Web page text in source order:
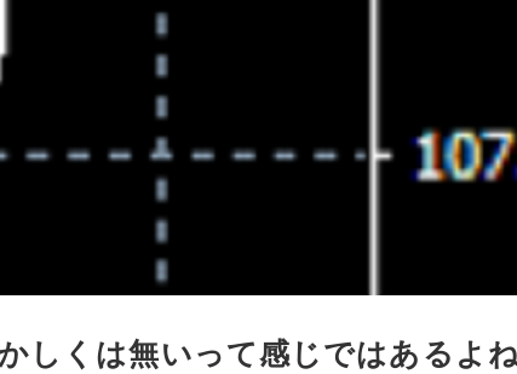
しくは無いって感じではあるよ